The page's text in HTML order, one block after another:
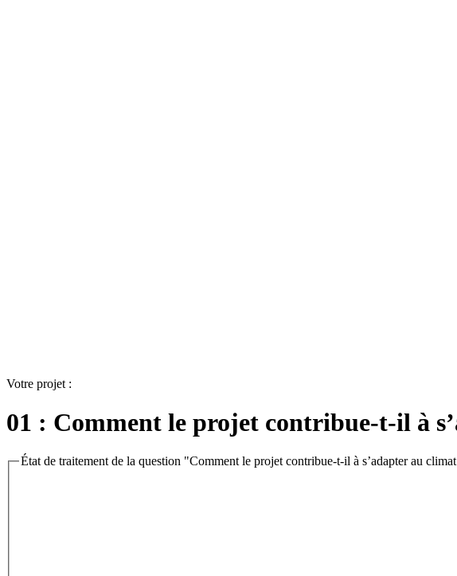
Votre projet :
01 : Comment le projet contribue-t-il à
État de traitement de la question "Comment le projet contribue-t-il à s’adapter au